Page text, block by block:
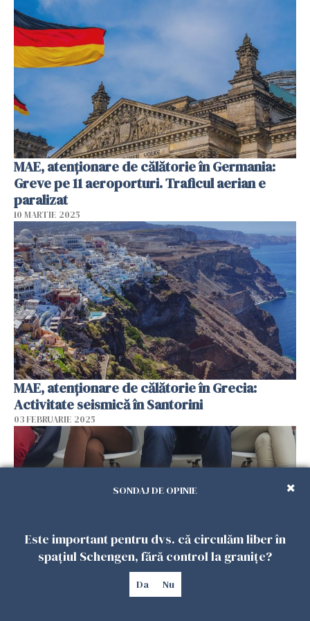
MAE, atenționare de călătorie în Germania:
Greve pe 11 aeroporturi. Traficul aerian e
paralizat
10 MARTIE 2025
MAE, atenţionare de călătorie în Grecia:
Activitate seismică în Santorini
03 FEBRUARIE 2025
Rețeaua Eures: 148 de locuri de muncă
SONDAJ DE OPINIE
Este important pentru dvs. că circulăm liber în
spațiul Schengen, fără control la granițe?
Da Nu